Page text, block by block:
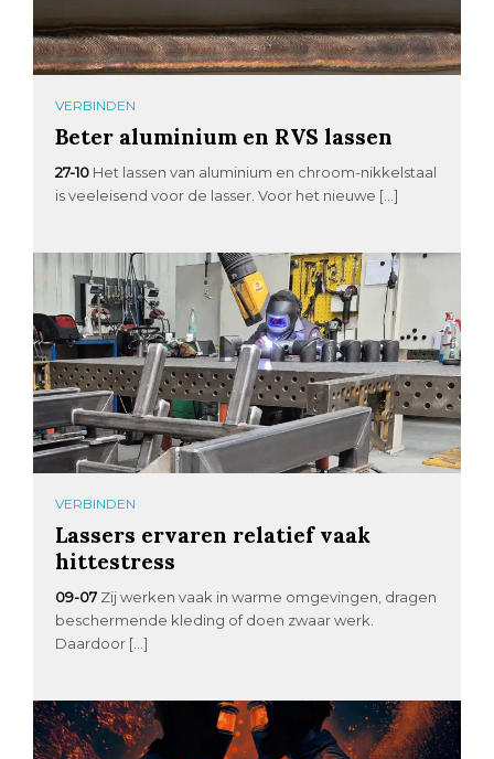
VERBINDEN
Beter aluminium en RVS lassen
27-10 Het lassen van aluminium en chroom-nikkelstaal
is veeleisend voor de lasser. Voor het nieuwe […]
VERBINDEN
Lassers ervaren relatief vaak
hittestress
09-07 Zij werken vaak in warme omgevingen, dragen
beschermende kleding of doen zwaar werk.
Daardoor […]